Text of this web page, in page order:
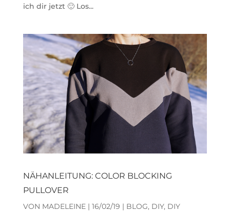
ich dir jetzt 🙂 Los...
NÄHANLEITUNG: COLOR BLOCKING
PULLOVER
VON MADELEINE| 16/02/19 | BLOG, DIY, DIY